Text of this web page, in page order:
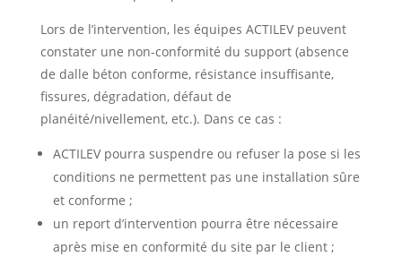
Lors de l’intervention, les équipes ACTILEV peuvent
constater une non-conformité du support (absence
de dalle béton conforme, résistance insuffisante,
fissures, dégradation, défaut de
planéité/nivellement, etc.). Dans ce cas :
ACTILEV pourra suspendre ou refuser la pose si les
conditions ne permettent pas une installation sûre
et conforme ;
un report d’intervention pourra être nécessaire
après mise en conformité du site par le client ;